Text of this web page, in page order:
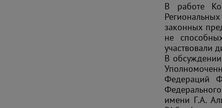
В работе
законных
не
участвовали
В
Федераций
имени Г.А.